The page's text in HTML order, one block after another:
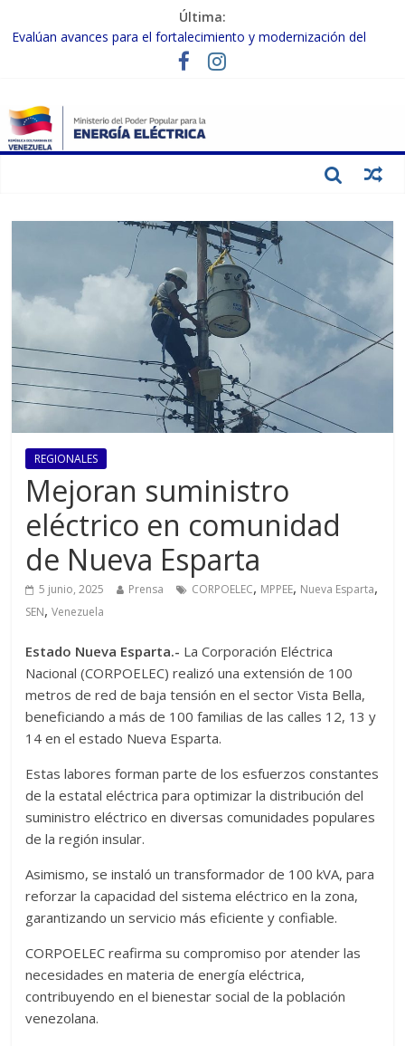
Última:
Evalúan avances para el fortalecimiento y modernización del
Inspeccionan trabajos de rehabilitación en instalaciones del SEN
Gobierno Nacional activa plan preventivo para fortalecer el SEN
ante el fenómeno de El Niño
Termocarabobo recupera el 50% de su capacidad de generación
REGIONALES
Mejoran suministro
eléctrico en comunidad
de Nueva Esparta
5 junio, 2025 Prensa CORPOELEC, MPPEE, Nueva Esparta,
SEN,Venezuela
Estado Nueva Esparta.- La Corporación Eléctrica
Nacional (CORPOELEC) realizó una extensión de 100
metros de red de baja tensión en el sector Vista Bella,
beneficiando a más de 100 familias de las calles 12, 13 y
14 en el estado Nueva Esparta.
Estas labores forman parte de los esfuerzos constantes
de la estatal eléctrica para optimizar la distribución del
suministro eléctrico en diversas comunidades populares
de la región insular.
Asimismo, se instaló un transformador de 100 kVA, para
reforzar la capacidad del sistema eléctrico en la zona,
garantizando un servicio más eficiente y confiable.
CORPOELEC reafirma su compromiso por atender las
necesidades en materia de energía eléctrica,
contribuyendo en el bienestar social de la población
venezolana.